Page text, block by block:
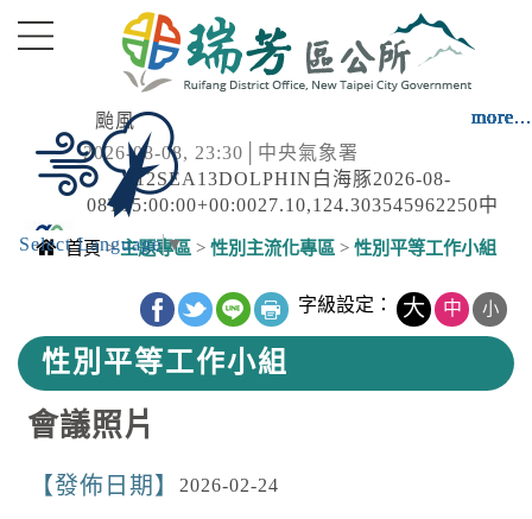
Select Language▼
颱風
2026-08-08, 23:30│中央氣象署
12SEA13DOLPHIN白海豚2026-08-
08T15:00:00+00:0027.10,124.303545962250中
09T15:00:00+00:0028.20,120.703038975200中
more...
停水
捷運新北產業園區對面，破管搶修
more...
強風
2026-08-08, 22:41│中央氣象署
第13號颱風及其外圍環流影響，8日晚上至9日
市、新竹縣、苗栗縣、臺中市、南投縣、彰化
more...
淹水感測
more...
more...
more...
more...
more...
more...
more...
more...
more...
more...
more...
more...
首頁>主題專區 > 性別主流化專區 > 性別平等工作小組
字級設定： 大 中 小
性別平等工作小組
會議照片
發佈日期 2026-02-24